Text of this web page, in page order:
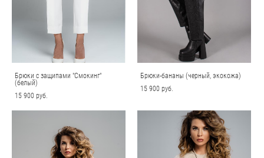
Брюки с защипами "Смокинг"
(белый)
15 900 pуб.
Брюки-бананы (черный, экокожа)
15 900 pуб.